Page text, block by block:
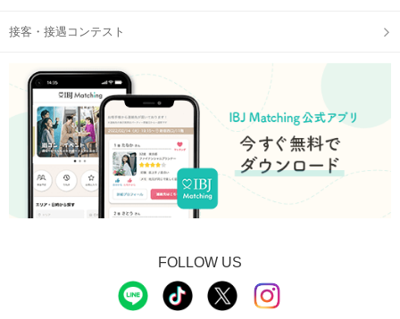
接客・接遇コンテスト
FOLLOW US